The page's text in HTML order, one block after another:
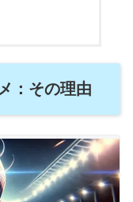
：その理由